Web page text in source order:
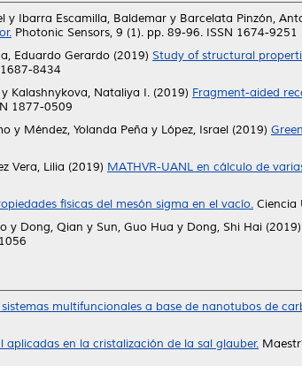
y Ibarra Escamilla, Baldemar y Barcelata Pinzón,
Photonic Sensors, 9 (1). pp. 89-96. ISSN 1674-9251
Eduardo Gerardo (2019) Study of structural
8434
y Kalashnykova, Nataliya I. (2019) Fragment-aided
1877-0509
y Méndez, Yolanda Peña y López, Israel (2019)
Vera, Lilia (2019) MATHVR-UANL en cálculo de
físicas del mesón sigma en el vacío. Ciencia
y Dong, Qian y Sun, Guo Hua y Dong, Shi Hai (2019)
multifuncionales a base de nanotubos de
en la cristalización de la sal glauber.